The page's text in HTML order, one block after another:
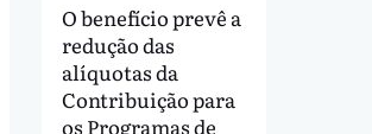
O benefício prevê a
redução das
alíquotas da
Contribuição para
os Programas de